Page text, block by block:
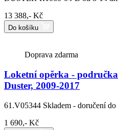
13 388,- Kč
Do košíku
Doprava zdarma
Loketní opěrka -
Duster, 2009-2017
61.V05344 Skladem - doručení do
1 690,- Kč